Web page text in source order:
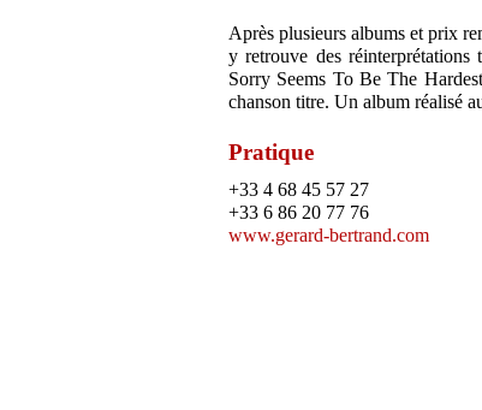
Après plusieurs albums et prix
y retrouve des
Sorry Seems To Be The
chanson titre. Un album réalisé
Pratique
+33 4 68 45 57 27
+33 6 86 20 77 76
www.gerard-bertrand.com